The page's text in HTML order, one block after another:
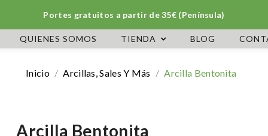
Portes gratuitos a partir de 35€ (Península)
QUIENES SOMOS TIENDA BLOG
Inicio Arcillas, Sales Y Más Arcilla Bentonita
Arcilla Bentonita